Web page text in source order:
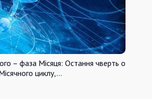
– фаза Місяця: Остання чверть о
циклу,…